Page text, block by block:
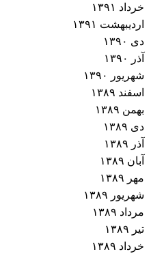
خرداد ۱۳۹۱
اردیبهشت ۱۳۹۱
دی ۱۳۹۰
آذر ۱۳۹۰
شهریور ۱۳۹۰
اسفند ۱۳۸۹
بهمن ۱۳۸۹
دی ۱۳۸۹
آذر ۱۳۸۹
آبان ۱۳۸۹
مهر ۱۳۸۹
شهریور ۱۳۸۹
مرداد ۱۳۸۹
تیر ۱۳۸۹
خرداد ۱۳۸۹